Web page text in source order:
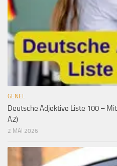
GENEL
Deutsche Adjektive Liste 100 –
A2)
2 MAI 2026